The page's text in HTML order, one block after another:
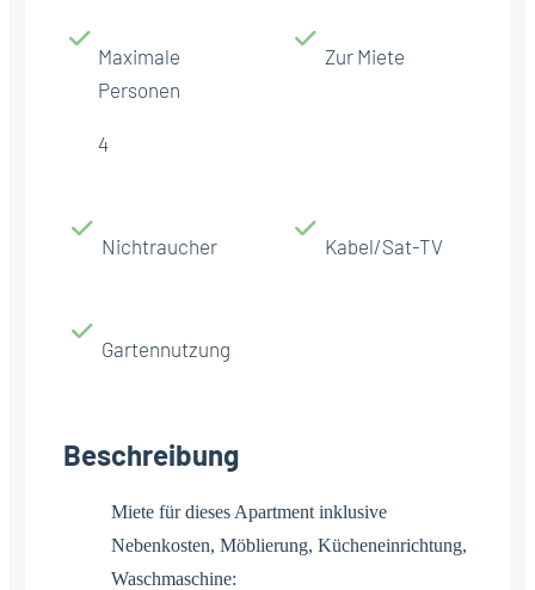
Maximale
Personen
4
Zur Miete
Nichtraucher Kabel/Sat-TV
Gartennutzung
Beschreibung
Miete für dieses Apartment inklusive
Nebenkosten, Möblierung, Kücheneinrichtung,
Waschmaschine: